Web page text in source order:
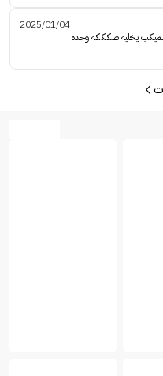
2025/01/04
الميكب يخليه صكككه وحده